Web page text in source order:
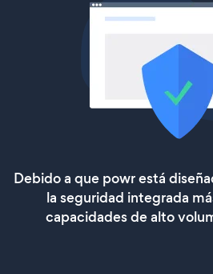
Debido a que powr está
la seguridad integrada
capacidades de alto